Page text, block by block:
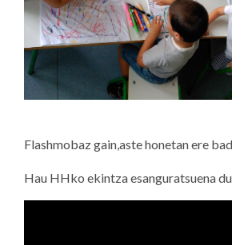
Flashmobaz gain,aste honetan ere
Hau HHko ekintza esanguratsuena